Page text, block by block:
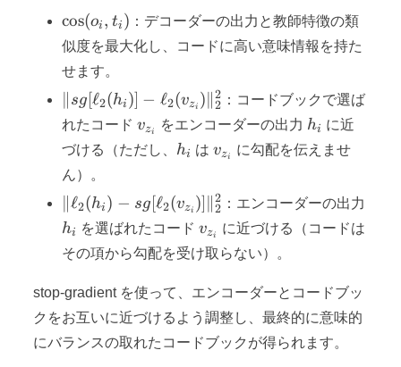
\cos(o_i,
t_i)
cos(oi , ti ) ：デコーダーの出力と教師特徴の類
似度を最大化し、コードに高い意味情報を持た
せます。
\|
sg[\ell_2(h_i)]
\ell_2(v_{z_i})
\|_2^2
sg [ℓ2(hi )] − ℓ2(vzi ) ∥2
2 ：コードブックで選ば
れたコードv_{z_i}
vzi をエンコーダーの出力 h_i
hi に近
づける（ただし、 h_i
hi はv_{z_i}
vzi
に勾配を伝えませ
ん）。
\|\ell_2(h_i) -
sg[\ell_2(v_{z_i})]\|_2^2
∥ℓ2(hi ) − sg [ℓ2(vzi )] ∥2
2 ：エンコーダーの出力
h_i
hi を選ばれたコードv_{z_i}
vzi
に近づける（コードは
その項から勾配を受け取らない）。
stop-gradient を使って、エンコーダーとコードブッ
クをお互いに近づけるよう調整し、最終的に意味的
にバランスの取れたコードブックが得られます。